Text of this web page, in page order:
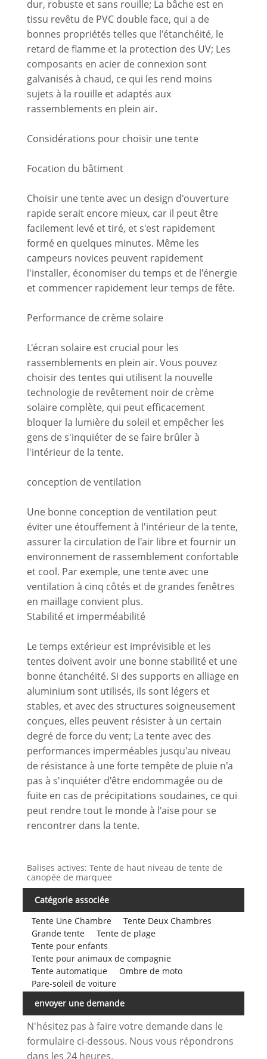
dur, robuste et sans rouille; La bâche est en
tissu revêtu de PVC double face, qui a de
bonnes propriétés telles que l'étanchéité, le
retard de flamme et la protection des UV; Les
composants en acier de connexion sont
galvanisés à chaud, ce qui les rend moins
sujets à la rouille et adaptés aux
rassemblements en plein air.
Considérations pour choisir une tente
Focation du bâtiment
Choisir une tente avec un design d'ouverture
rapide serait encore mieux, car il peut être
facilement levé et tiré, et s'est rapidement
formé en quelques minutes. Même les
campeurs novices peuvent rapidement
l'installer, économiser du temps et de l'énergie
et commencer rapidement leur temps de fête.
Performance de crème solaire
L'écran solaire est crucial pour les
rassemblements en plein air. Vous pouvez
choisir des tentes qui utilisent la nouvelle
technologie de revêtement noir de crème
solaire complète, qui peut efficacement
bloquer la lumière du soleil et empêcher les
gens de s'inquiéter de se faire brûler à
l'intérieur de la tente.
conception de ventilation
Une bonne conception de ventilation peut
éviter une étouffement à l'intérieur de la tente,
assurer la circulation de l'air libre et fournir un
environnement de rassemblement confortable
et cool. Par exemple, une tente avec une
ventilation à cinq côtés et de grandes fenêtres
en maillage convient plus.
Stabilité et imperméabilité
Le temps extérieur est imprévisible et les
tentes doivent avoir une bonne stabilité et une
bonne étanchéité. Si des supports en alliage en
aluminium sont utilisés, ils sont légers et
stables, et avec des structures soigneusement
conçues, elles peuvent résister à un certain
degré de force du vent; La tente avec des
performances imperméables jusqu'au niveau
de résistance à une forte tempête de pluie n'a
pas à s'inquiéter d'être endommagée ou de
fuite en cas de précipitations soudaines, ce qui
peut rendre tout le monde à l'aise pour se
rencontrer dans la tente.
Balises actives: Tente de haut niveau de tente de
canopée de marquee
Catégorie associée
Tente Une Chambre
Tente Deux Chambres
Grande tente
Tente de plage
Tente pour enfants
Tente pour animaux de compagnie
Tente automatique
Ombre de moto
Pare-soleil de voiture
envoyer une demande
N'hésitez pas à faire votre demande dans le
formulaire ci-dessous. Nous vous répondrons
dans les 24 heures.